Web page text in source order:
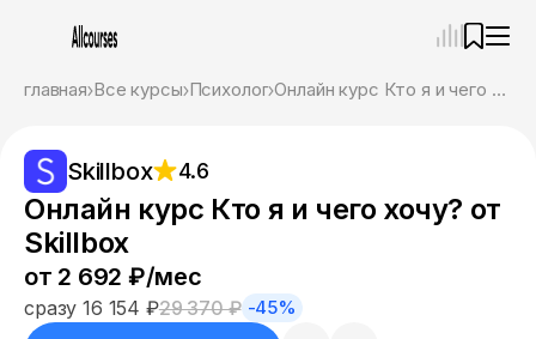
главная Все курсы Психолог Онлайн курс Кто я и чего хочу? от Skillbox
Skillbox 4.6
Онлайн курс Кто я и чего хочу? от
Skillbox
от 2 692 ₽/мес
сразу 16 154 ₽29 370 ₽ -45%
Ассистент
Привет! Я Ваш карьерный навигатор. Подберу
курсы, которые соответствует именно вашим
целям.
Пожалуйста, ответьте на несколько вопросов,
чтобы начать.
Приступим?